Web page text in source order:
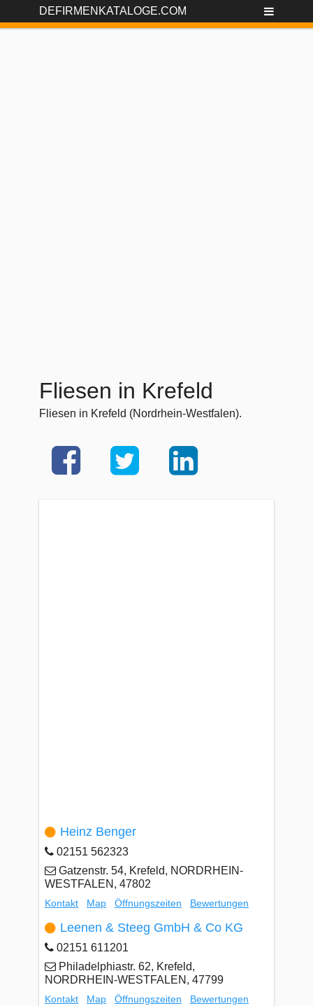
DEFIRMENKATALOGE.COM
Fliesen in Krefeld
Fliesen in Krefeld (Nordrhein-Westfalen).
Heinz Benger
02151 562323
Gatzenstr. 54, Krefeld, NORDRHEIN-
WESTFALEN, 47802
Kontakt Map Öffnungszeiten Bewertungen
Leenen & Steeg GmbH & Co KG
02151 611201
Philadelphiastr. 62, Krefeld,
NORDRHEIN-WESTFALEN, 47799
Kontakt Map Öffnungszeiten Bewertungen